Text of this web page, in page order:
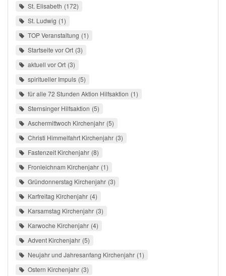
St. Elisabeth 172
St. Ludwig 1
TOP Veranstaltung 1
Startseite vor Ort 3
aktuell vor Ort 3
spiritueller Impuls 5
für alle 72 Stunden Aktion Hilfsaktion 1
Sternsinger Hilfsaktion 5
Aschermittwoch Kirchenjahr 5
Christi Himmelfahrt Kirchenjahr 3
Fastenzeit Kirchenjahr 8
Fronleichnam Kirchenjahr 1
Gründonnerstag Kirchenjahr 3
Karfreitag Kirchenjahr 4
Karsamstag Kirchenjahr 3
Karwoche Kirchenjahr 4
Advent Kirchenjahr 5
Neujahr und Jahresanfang Kirchenjahr 1
Ostern Kirchenjahr 3